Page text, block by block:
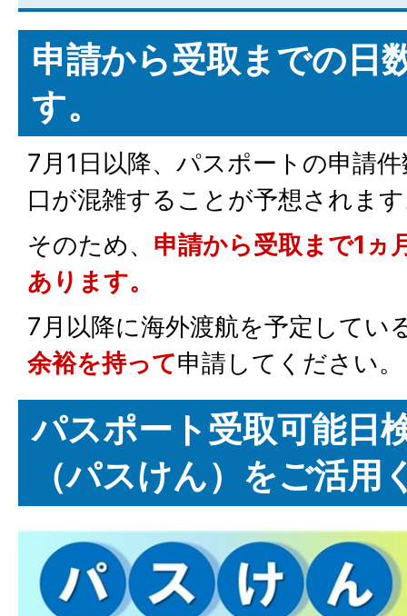
申請から受取までの日
す。
7月1日以降、パスポートの申請
口が混雑することが予想されま
そのため、 申請から受取まで1ヵ
あります。
7月以降に海外渡航を予定してい
余裕を持って申請してください。
パスポート受取可能日
（パスけん）をご活用